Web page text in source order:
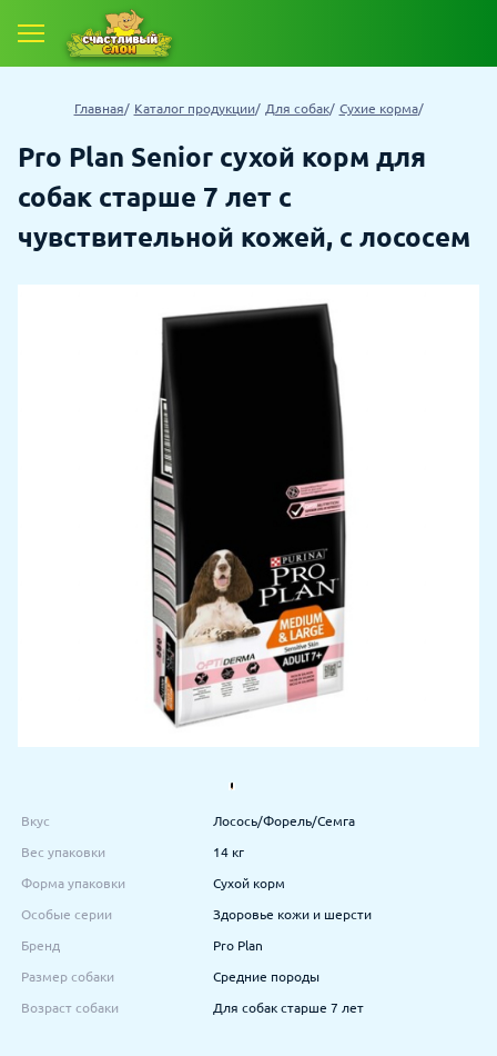
Главная Каталог продукции Для собак Сухие корма
Pro Plan Senior сухой корм для
собак старше 7 лет с
чувствительной кожей, с лососем
Вкус Лосось/Форель/Семга
Вес упаковки 14 кг
Форма упаковки Сухой корм
Особые серии Здоровье кожи и шерсти
Бренд Pro Plan
Размер собаки Средние породы
Возраст собаки Для собак старше 7 лет